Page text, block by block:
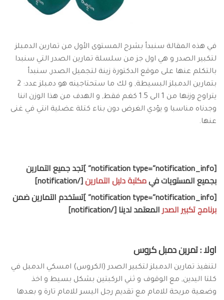
في هذه المقالة سنبدأ بشرح المستوى الأول من تمارين الدمبلز
لتكبير الصدر و هي اول جز من سلسلة تمارين الصدر التي سنبدا
بالتكلم عنها على موقع الدكتورة زينة لتجميل الصدر, سنبدأ
بتمارين الدمبلز البسيطة, و لك ما ستحتاجينه هو دمبلز عدد: 2
يتراوح وزنها من 1 الى 1.5 كغم فقط, و الهدف من هذا الوزن اننا
وجدناه مناسبا و يؤدي الغرض دون بناء كتلة عضلية انتي في غنى
عنها.
[notification type=”notification_info” ]تجد جميع التمارين
بجميع المستويات فيمكتبة دليل التمارين[/notification]
[notification type=”notification_info” ]تستخدم التمارين ضمن
برنامج تكبير الصدرالمعتمد لدينا [/notification]
اولا : تمرين دمبل كروس
لتنفيذ تمارين الدمبلز لتكبير الصدر (الكروس) امسكي الدمبل في
كلتا اليدين, مع الوقوف و ثني الركبتين بشكل بسيط و اخذ
وضعية مريحة للامام مع تقديم رجل اليسر للامام تارة و بعدها